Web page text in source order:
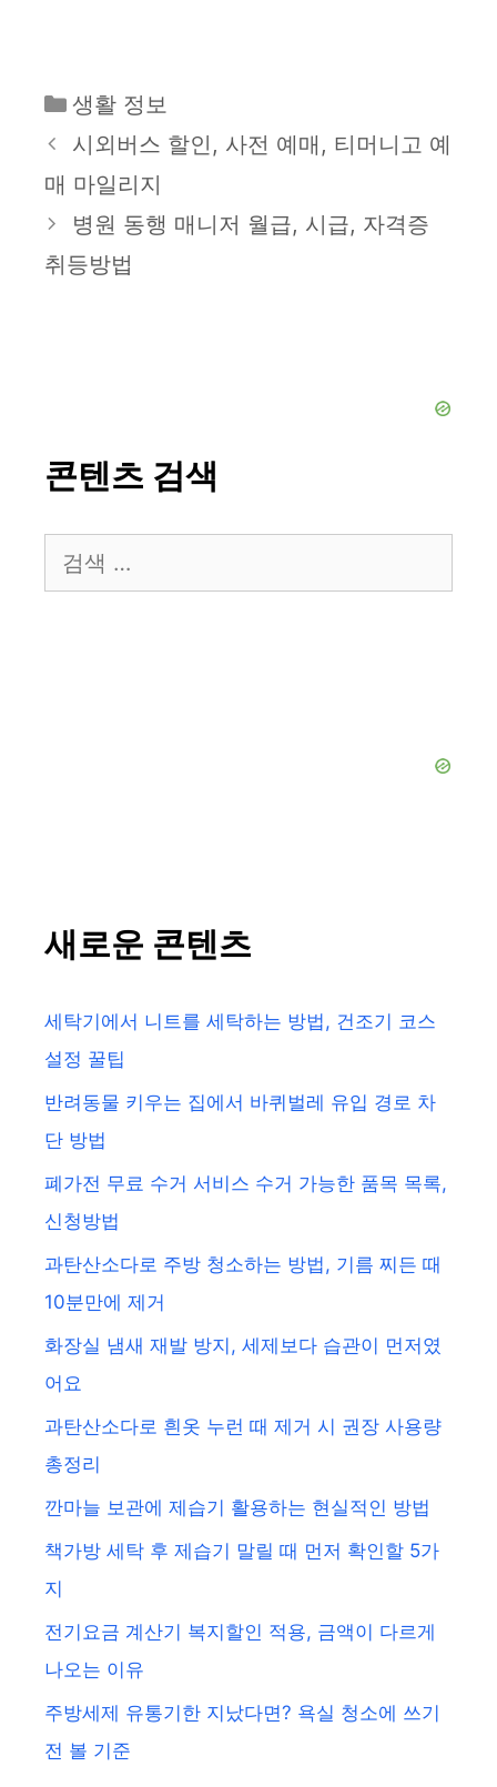
카
테
리
생활 정보
시외버스 할인, 사전 예매, 티머니고 예
매 마일리지
병원 동행 매니저 월급, 시급, 자격증
취등방법
콘텐츠 검색
색:
새로운 콘텐츠
세탁기에서 니트를 세탁하는 방법, 건조기 코스
설정 꿀팁
반려동물 키우는 집에서 바퀴벌레 유입 경로 차
단 방법
폐가전 무료 수거 서비스 수거 가능한 품목 목록,
신청방법
과탄산소다로 주방 청소하는 방법, 기름 찌든 때
10분만에 제거
화장실 냄새 재발 방지, 세제보다 습관이 먼저였
어요
과탄산소다로 흰옷 누런 때 제거 시 권장 사용량
총정리
깐마늘 보관에 제습기 활용하는 현실적인 방법
책가방 세탁 후 제습기 말릴 때 먼저 확인할 5가
지
전기요금 계산기 복지할인 적용, 금액이 다르게
나오는 이유
주방세제 유통기한 지났다면? 욕실 청소에 쓰기
전 볼 기준